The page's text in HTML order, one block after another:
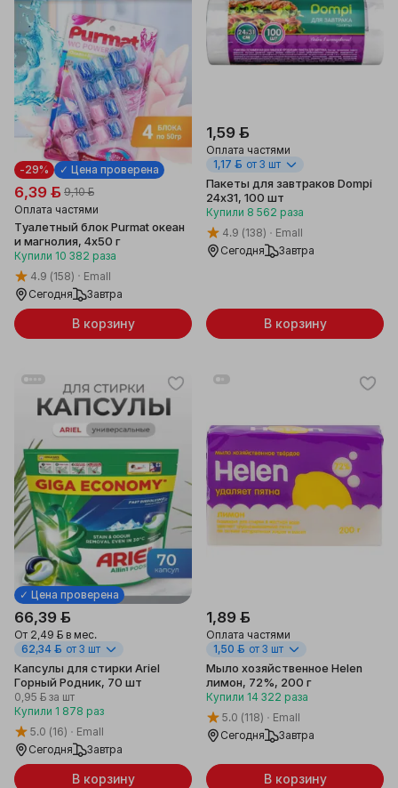
✓ Цена проверена
-29%
6,39 ƃ 9,10 ƃ
Оплата частями
Туалетный блок Purmat океан
и магнолия, 4х50 г
Купили 10 382 раза
4.9 (158)
Emall
Сегодня
Завтра
В корзину
1,59 ƃ
Оплата частями
1,17 ƃ от 3 шт
Пакеты для завтраков Dompi
24х31, 100 шт
Купили 8 562 раза
4.9 (138)
Emall
Сегодня
Завтра
В корзину
✓ Цена проверена
66,39 ƃ
От 2,49 ƃ в мес.
62,34 ƃ от 3 шт
Капсулы для стирки Ariel
Горный Родник, 70 шт
0,95 ƃ за шт
Купили 1 878 раз
5.0 (16)
Emall
Сегодня
Завтра
В корзину
1,89 ƃ
Оплата частями
1,50 ƃ от 3 шт
Мыло хозяйственное Helen
лимон, 72%, 200 г
Купили 14 322 раза
5.0 (118)
Emall
Сегодня
Завтра
В корзину